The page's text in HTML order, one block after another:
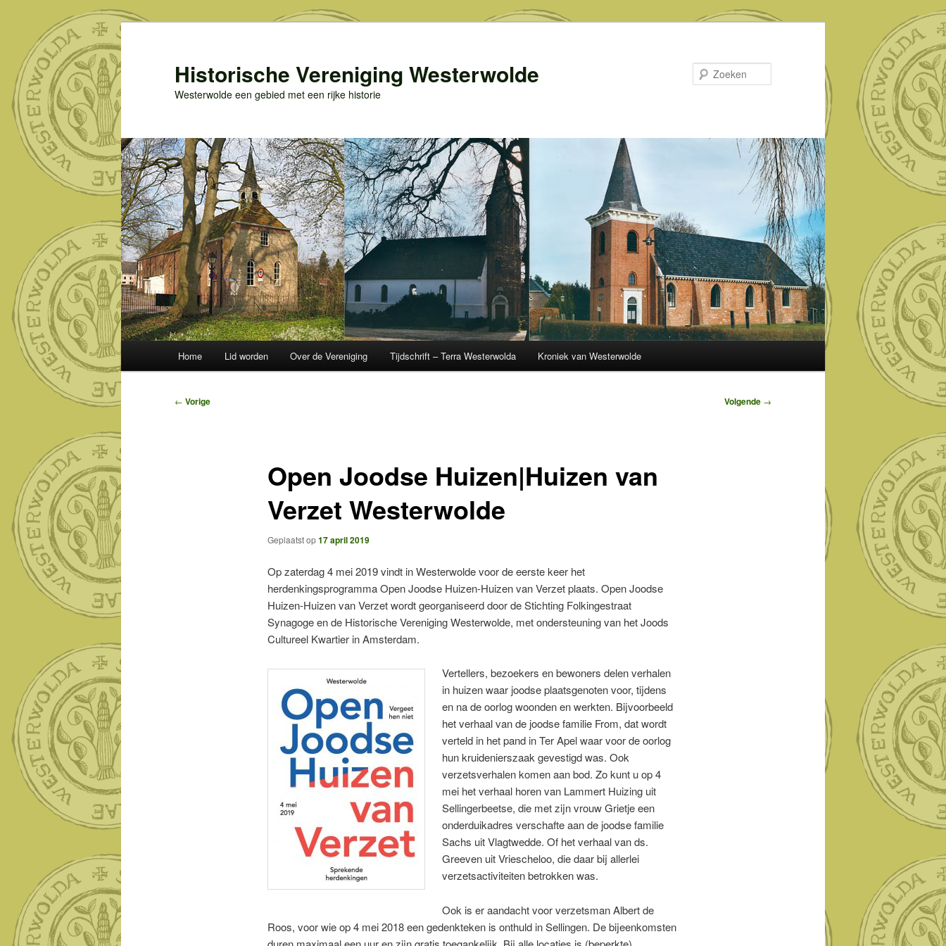
primaire
inhoud
Historische Vereniging Westerwolde
Westerwolde een gebied met een rijke historie
Home Lid worden Over de Vereniging Tijdschrift – Terra Westerwolda Kroniek van Westerwolde
Bericht
← Vorige Volgende →
Open Joodse Huizen|Huizen van
Verzet Westerwolde
Geplaatst op17 april 2019
Op zaterdag 4 mei 2019 vindt in Westerwolde voor de eerste keer het
herdenkingsprogramma Open Joodse Huizen-Huizen van Verzet plaats. Open Joodse
Huizen-Huizen van Verzet wordt georganiseerd door de Stichting Folkingestraat
Synagoge en de Historische Vereniging Westerwolde, met ondersteuning van het Joods
Cultureel Kwartier in Amsterdam.
Vertellers, bezoekers en bewoners delen verhalen
in huizen waar joodse plaatsgenoten voor, tijdens
en na de oorlog woonden en werkten. Bijvoorbeeld
het verhaal van de joodse familie From, dat wordt
verteld in het pand in Ter Apel waar voor de oorlog
hun kruidenierszaak gevestigd was. Ook
verzetsverhalen komen aan bod. Zo kunt u op 4
mei het verhaal horen van Lammert Huizing uit
Sellingerbeetse, die met zijn vrouw Grietje een
onderduikadres verschafte aan de joodse familie
Sachs uit Vlagtwedde. Of het verhaal van ds.
Greeven uit Vriescheloo, die daar bij allerlei
verzetsactiviteiten betrokken was.
Ook is er aandacht voor verzetsman Albert de
Roos, voor wie op 4 mei 2018 een gedenkteken is onthuld in Sellingen. De bijeenkomsten